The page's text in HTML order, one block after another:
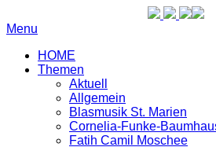
Menu
HOME
Themen
Aktuell
Allgemein
Blasmusik St. Marien
Cornelia-Funke-
Fatih Camil Moschee